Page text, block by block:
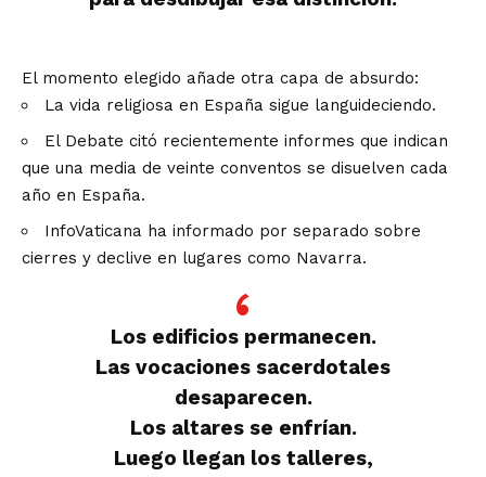
El momento elegido añade otra capa de absurdo:
La vida religiosa en España sigue languideciendo.
El Debate citó recientemente informes que indican
que una media de veinte conventos se disuelven cada
año en España.
InfoVaticana ha informado por separado sobre
cierres y declive en lugares como Navarra.
Los edificios permanecen.
Las vocaciones sacerdotales
desaparecen.
Los altares se enfrían.
Luego llegan los talleres,